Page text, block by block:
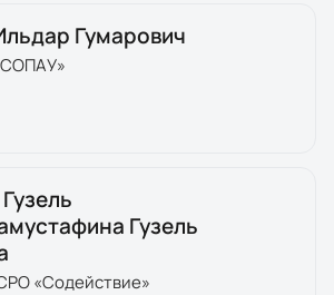
Гумарович
Гузель
«Содействие»